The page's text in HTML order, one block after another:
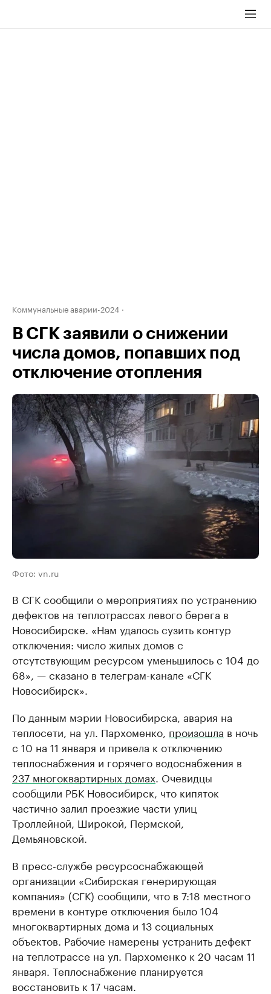
Коммунальные аварии-2024
В СГК заявили о снижении
числа домов, попавших под
отключение отопления
Фото: vn.ru
В СГК сообщили о мероприятиях по устранению
дефектов на теплотрассах левого берега в
Новосибирске. «Нам удалось сузить контур
отключения: число жилых домов с
отсутствующим ресурсом уменьшилось с 104 до
68», — сказано в телеграм-канале «СГК
Новосибирск».
По данным мэрии Новосибирска, авария на
теплосети, на ул. Пархоменко, произошла в ночь
с 10 на 11 января и привела к отключению
теплоснабжения и горячего водоснабжения в
237 многоквартирных домах . Очевидцы
сообщили РБК Новосибирск, что кипяток
частично залил проезжие части улиц
Троллейной, Широкой, Пермской,
Демьяновской.
В пресс-службе ресурсоснабжающей
организации «Сибирская генерирующая
компания» (СГК) сообщили, что в 7:18 местного
времени в контуре отключения было 104
многоквартирных дома и 13 социальных
объектов. Рабочие намерены устранить дефект
на теплотрассе на ул. Пархоменко к 20 часам 11
января. Теплоснабжение планируется
восстановить к 17 часам.